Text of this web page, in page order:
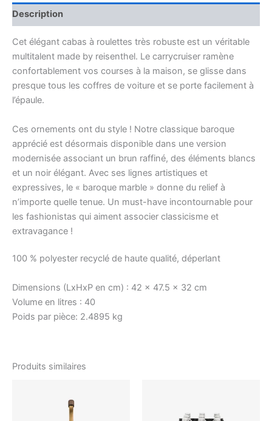
Description
Cet élégant cabas à roulettes très robuste est un véritable
multitalent made by reisenthel. Le carrycruiser ramène
confortablement vos courses à la maison, se glisse dans
presque tous les coffres de voiture et se porte facilement à
l’épaule.
Ces ornements ont du style ! Notre classique baroque
apprécié est désormais disponible dans une version
modernisée associant un brun raffiné, des éléments blancs
et un noir élégant. Avec ses lignes artistiques et
expressives, le « baroque marble » donne du relief à
n’importe quelle tenue. Un must-have incontournable pour
les fashionistas qui aiment associer classicisme et
extravagance !
100 % polyester recyclé de haute qualité, déperlant
Dimensions (LxHxP en cm) : 42 x 47.5 x 32 cm
Volume en litres : 40
Poids par pièce: 2.4895 kg
Produits similaires